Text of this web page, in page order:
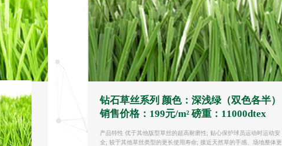
钻石草丝系列 颜色：深浅绿（双色各半）
销售价格：199元/m² 磅重：11000dtex
产品特性 优于其他版型草丝的超高耐磨性; 贴心保护球员运动时运动安
全; 较于其他草丝类型的更长使用寿命; 接近天然草的手感、场地整体更